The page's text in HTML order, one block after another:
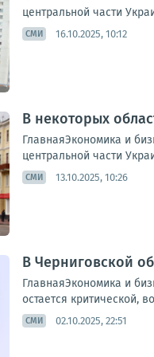
центральной части
СМИ 16.10.2025, 10:12
В некоторых
ГлавнаяЭкономика и
центральной части
СМИ 13.10.2025, 10:26
В Черниговской
ГлавнаяЭкономика и
остается критической,
СМИ 02.10.2025, 22:51